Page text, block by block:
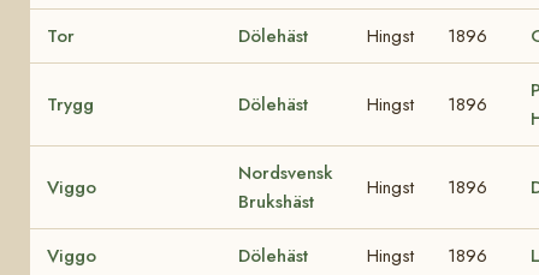
Tor Dölehäst Hingst 1896
Trygg Dölehäst Hingst 1896
Viggo
Nordsvensk
Brukshäst
Hingst 1896
Viggo Dölehäst Hingst 1896